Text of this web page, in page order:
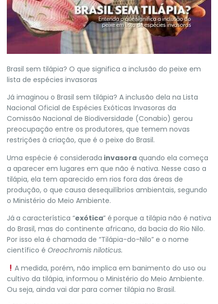
Brasil sem tilápia? O que significa a inclusão do peixe em
lista de espécies invasoras
Já imaginou o Brasil sem tilápia? A inclusão dela na Lista
Nacional Oficial de Espécies Exóticas Invasoras da
Comissão Nacional de Biodiversidade (Conabio) gerou
preocupação entre os produtores, que temem novas
restrições à criação, que é o peixe do Brasil.
Uma espécie é considerada invasora quando ela começa
a aparecer em lugares em que não é nativa. Nesse caso a
tilápia, ela tem aparecido em rios fora das áreas de
produção, o que causa desequilíbrios ambientais, segundo
o Ministério do Meio Ambiente.
Já a característica “exótica” é porque a tilápia não é nativa
do Brasil, mas do continente africano, da bacia do Rio Nilo.
Por isso ela é chamada de “Tilápia-do-Nilo” e o nome
científico é Oreochromis niloticus.
A medida, porém, não implica em banimento do uso ou
cultivo da tilápia, informou o Ministério do Meio Ambiente.
Ou seja, ainda vai dar para comer tilápia no Brasil.